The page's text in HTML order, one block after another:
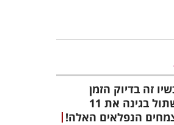
זה בדיוק הזמן
לשתול בגינה את 11
הנפלאים האלה!